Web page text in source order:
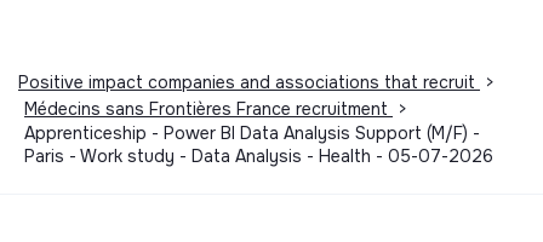
Positive impact companies and associations that recruit
>
Médecins sans Frontières France recruitment
>
Apprenticeship - Power BI Data Analysis Support (M/F) -
Paris - Work study - Data Analysis - Health - 05-07-2026